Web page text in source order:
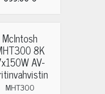
McIntosh
8K
AV-
MHT300